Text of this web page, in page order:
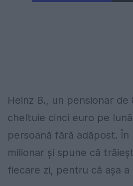
Heinz B., un pensionar de
cheltuie cinci euro pe
persoană fără adăpost.
milionar și spune că
fiecare zi, pentru că așa a